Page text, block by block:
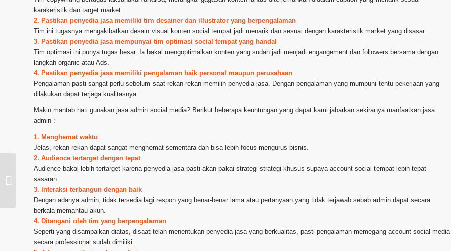
karakeristik dan target market.
2. Pastikan penyedia jasa memiliki tim desainer dan illustrator yang berpengalaman
Tim ini tugasnya mengakibatkan desain visual konten social tempat jadi menarik dan sesuai dengan karakteristik market yang disasar.
3. Pastikan penyedia jasa mempunyai tim optimasi social tempat yang handal
Tim optimasi ini punya tugas besar. Ia bakal mengoptimalkan konten yang sudah jadi menjadi engangement dan followers bersama dengan
langkah organic atau Ads.
4. Pastikan penyedia jasa memiliki pengalaman baik personal maupun perusahaan
Pengalaman pasti sangat perlu sebelum saat rekan-rekan memilih penyedia jasa. Dengan pengalaman yang mumpuni tentu pekerjaan yang
dilakukan dapat terjaga kualitasnya.
Makin mantab hati gunakan jasa admin social media? Berikut beberapa keuntungan yang dapat kami jabarkan sekiranya manfaatkan jasa
admin :
1. Menghemat waktu
Jelas, rekan-rekan dapat sangat menghemat sementara dan bisa lebih focus mengurus bisnis.
2. Audience tertarget dengan tepat
Audience bakal lebih tertarget karena penyedia jasa pasti akan pakai strategi-strategi khusus supaya account social tempat lebih tepat
sasaran.
3. Interaksi terbangun dengan baik
Dengan adanya admin, tidak tersedia lagi respon yang benar-benar lama atau pertanyaan yang tidak terjawab sebab admin dapat secara
berkala memantau akun.
4. Ditangani oleh tim yang berpengalaman
Seperti yang disampaikan diatas, disaat telah menentukan penyedia jasa yang berkualitas, pasti pengalaman memegang account social media
secara professional sudah dimiliki.
daerah Purwokerto